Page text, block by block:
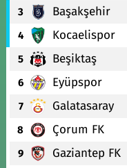
3 Başakşehir
4 Kocaelispor
5 Beşiktaş
6 Eyüpspor
7 Galatasaray
8 Çorum FK
9 Gaziantep FK